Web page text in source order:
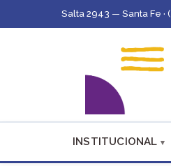
Salta 2943 — Santa Fe
INSTITUCIONAL